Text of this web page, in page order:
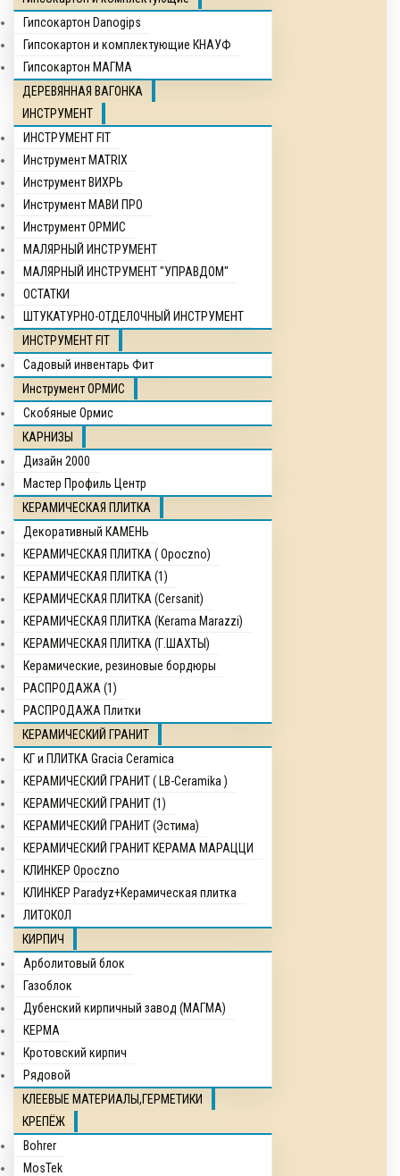
Гипсокартон Danogips
Гипсокартон и комплектующие КНАУФ
Гипсокартон МАГМА
ДЕРЕВЯННАЯ ВАГОНКА
ИНСТРУМЕНТ
ИНСТРУМЕНТ FIT
Инструмент MATRIX
Инструмент ВИХРЬ
Инструмент МАВИ ПРО
Инструмент ОРМИС
МАЛЯРНЫЙ ИНСТРУМЕНТ
МАЛЯРНЫЙ ИНСТРУМЕНТ "УПРАВДОМ"
ОСТАТКИ
ШТУКАТУРНО-ОТДЕЛОЧНЫЙ ИНСТРУМЕНТ
ИНСТРУМЕНТ FIT
Садовый инвентарь Фит
Инструмент ОРМИС
Скобяные Ормис
КАРНИЗЫ
Дизайн 2000
Мастер Профиль Центр
КЕРАМИЧЕСКАЯ ПЛИТКА
Декоративный КАМЕНЬ
КЕРАМИЧЕСКАЯ ПЛИТКА ( Opocznо)
КЕРАМИЧЕСКАЯ ПЛИТКА (1)
КЕРАМИЧЕСКАЯ ПЛИТКА (Cersanit)
КЕРАМИЧЕСКАЯ ПЛИТКА (Kerama Marazzi)
КЕРАМИЧЕСКАЯ ПЛИТКА (Г.ШАХТЫ)
Керамические, резиновые бордюры
РАСПРОДАЖА (1)
РАСПРОДАЖА Плитки
КЕРАМИЧЕСКИЙ ГРАНИТ
КГ и ПЛИТКА Gracia Ceramica
КЕРАМИЧЕСКИЙ ГРАНИТ ( LB-Ceramika )
КЕРАМИЧЕСКИЙ ГРАНИТ (1)
КЕРАМИЧЕСКИЙ ГРАНИТ (Эстима)
КЕРАМИЧЕСКИЙ ГРАНИТ КЕРАМА МАРАЦЦИ
КЛИНКЕР Opocznо
КЛИНКЕР Paradyz+Керамическая плитка
ЛИТОКОЛ
КИРПИЧ
Арболитовый блок
Газоблок
Дубенский кирпичный завод (МАГМА)
КЕРМА
Кротовский кирпич
Рядовой
КЛЕЕВЫЕ МАТЕРИАЛЫ,ГЕРМЕТИКИ
КРЕПЁЖ
Bohrer
MosTek